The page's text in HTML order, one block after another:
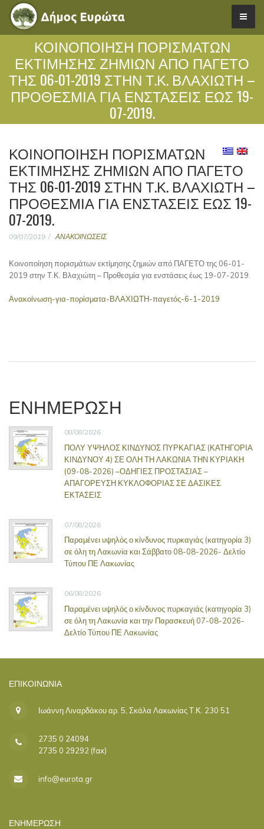
ΚΟΙΝΟΠΟΊΗΣΗ ΠΟΡΙΣΜΆΤΩΝ
ΕΚΤΊΜΗΣΗΣ ΖΗΜΙΏΝ ΑΠΌ ΠΑΓΕΤΟ
ΤΗΣ 06-01-2019 ΣΤΗΝ Τ.Κ. ΒΛΑΧΙΏΤΗ –
ΠΡΟΘΕΣΜΊΑ ΓΙΑ ΕΝΣΤΆΣΕΙΣ ΈΩΣ 19-
07-2019.
ΚΟΙΝΟΠΟΊΗΣΗ ΠΟΡΙΣΜΆΤΩΝ
ΕΚΤΊΜΗΣΗΣ ΖΗΜΙΏΝ ΑΠΌ ΠΑΓΕΤΟ
ΤΗΣ 06-01-2019 ΣΤΗΝ Τ.Κ. ΒΛΑΧΙΏΤΗ –
ΠΡΟΘΕΣΜΊΑ ΓΙΑ ΕΝΣΤΆΣΕΙΣ ΈΩΣ 19-
07-2019.
09/07/2019 ΑΝΑΚΟΙΝΩΣΕΙΣ
Κοινοποίηση πορισμάτων εκτίμησης ζημιών από ΠΑΓΕΤΟ της 06-01-
2019 στην Τ.Κ. Βλαχιώτη – Προθεσμία για ενστάσεις έως 19-07-2019.
Ανακοίνωση-για-πορίσματα-ΒΛΑΧΙΩΤΗ-παγετός-6-1-2019
ΕΝΗΜΕΡΩΣΗ
08/08/2026
ΠΟΛΥ ΥΨΗΛΟΣ ΚΙΝΔΥΝΟΣ ΠΥΡΚΑΓΙΑΣ (ΚΑΤΗΓΟΡΙΑ
ΚΙΝΔΥΝΟΥ 4) ΣΕ ΟΛΗ ΤΗ ΛΑΚΩΝΙΑ ΤΗΝ ΚΥΡΙΑΚΗ
(09-08-2026) –ΟΔΗΓΙΕΣ ΠΡΟΣΤΑΣΙΑΣ –
ΑΠΑΓΟΡΕΥΣΗ ΚΥΚΛΟΦΟΡΙΑΣ ΣΕ ΔΑΣΙΚΕΣ
ΕΚΤΑΣΕΙΣ
07/08/2026
Παραμένει υψηλός ο κίνδυνος πυρκαγιάς (κατηγορία 3)
σε όλη τη Λακωνία και Σάββατο 08-08-2026- Δελτίο
Τύπου ΠΕ Λακωνίας
06/08/2026
Παραμένει υψηλός ο κίνδυνος πυρκαγιάς (κατηγορία 3)
σε όλη τη Λακωνία και την Παρασκευή 07-08-2026-
Δελτίο Τύπου ΠΕ Λακωνίας
ΕΠΙΚΟΙΝΩΝΊΑ
Ιωάννη Λιναρδάκου αρ. 5, Σκάλα Λακωνίας Τ.Κ. 230 51
2735 0 24094
2735 0 29292 (fax)
info@eurota.gr
ΕΝΗΜΕΡΩΣΗ